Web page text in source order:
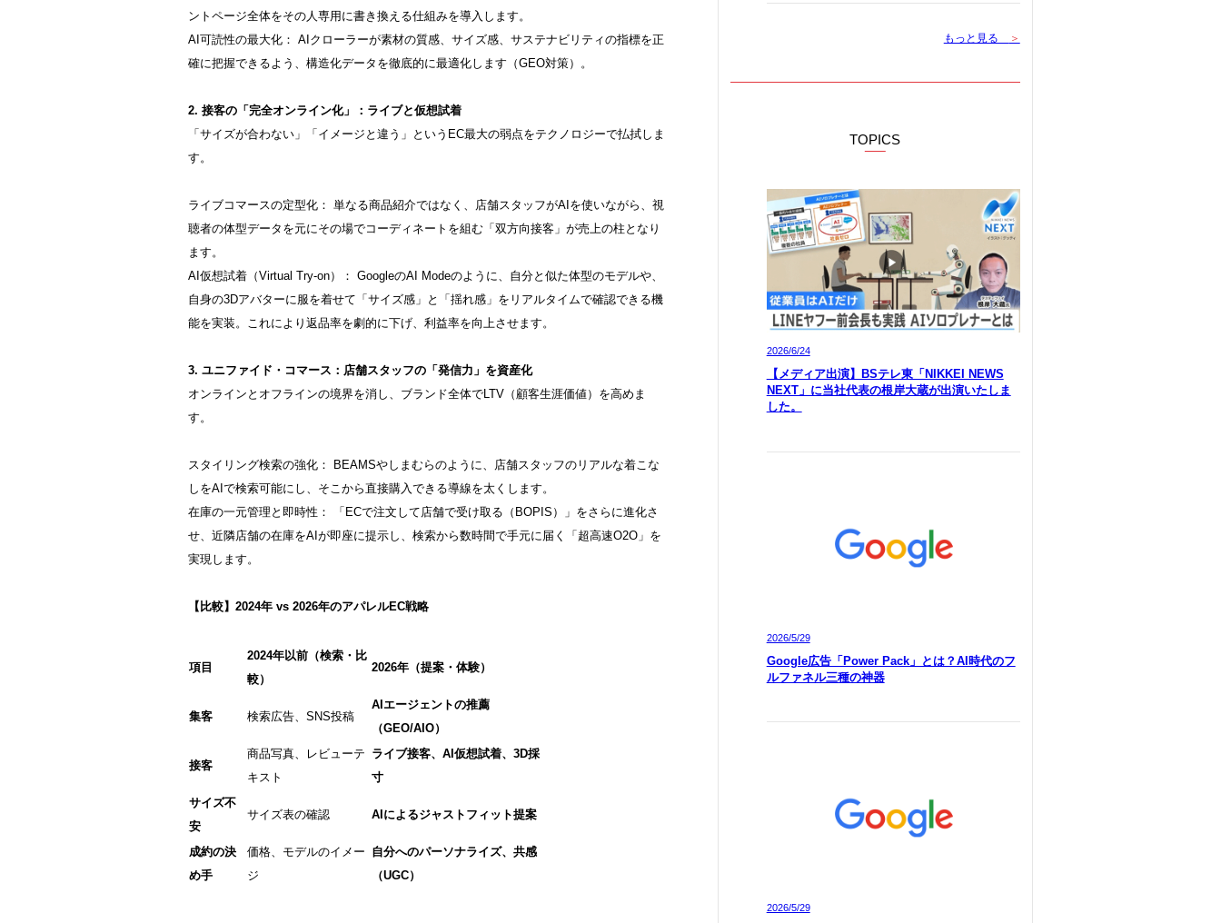
ントページ全体をその人専用に書き換える仕組みを導入します。
AI可読性の最大化： AIクローラーが素材の質感、サイズ感、サステナビリティの指標を正
確に把握できるよう、構造化データを徹底的に最適化します（GEO対策）。
2. 接客の「完全オンライン化」：ライブと仮想試着
「サイズが合わない」「イメージと違う」というEC最大の弱点をテクノロジーで払拭しま
す。
ライブコマースの定型化： 単なる商品紹介ではなく、店舗スタッフがAIを使いながら、視
聴者の体型データを元にその場でコーディネートを組む「双方向接客」が売上の柱となり
ます。
AI仮想試着（Virtual Try-on）： GoogleのAI Modeのように、自分と似た体型のモデルや、
自身の3Dアバターに服を着せて「サイズ感」と「揺れ感」をリアルタイムで確認できる機
能を実装。これにより返品率を劇的に下げ、利益率を向上させます。
3. ユニファイド・コマース：店舗スタッフの「発信力」を資産化
オンラインとオフラインの境界を消し、ブランド全体でLTV（顧客生涯価値）を高めま
す。
スタイリング検索の強化： BEAMSやしまむらのように、店舗スタッフのリアルな着こな
しをAIで検索可能にし、そこから直接購入できる導線を太くします。
在庫の一元管理と即時性： 「ECで注文して店舗で受け取る（BOPIS）」をさらに進化さ
せ、近隣店舗の在庫をAIが即座に提示し、検索から数時間で手元に届く「超高速O2O」を
実現します。
【比較】2024年 vs 2026年のアパレルEC戦略
項目
2024年以前（検索・比
較）
2026年（提案・体験）
集客 検索広告、SNS投稿
AIエージェントの推薦
（GEO/AIO）
接客
商品写真、レビューテ
キスト
ライブ接客、AI仮想試着、3D採
寸
サイズ不
安
サイズ表の確認 AIによるジャストフィット提案
成約の決
め手
価格、モデルのイメー
ジ
自分へのパーソナライズ、共感
（UGC）
もっと見る ＞
TOPICS
2026/6/24
【メディア出演】BSテレ東「NIKKEI NEWS
NEXT」に当社代表の根岸大蔵が出演いたしま
した。
2026/5/29
Google広告「Power Pack」とは？AI時代のフ
ルファネル三種の神器
2026/5/29